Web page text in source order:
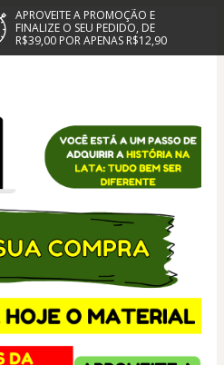
APROVEITE A PROMOÇÃO E
FINALIZE O SEU PEDIDO, DE
R$39,00 POR APENAS R$12,90